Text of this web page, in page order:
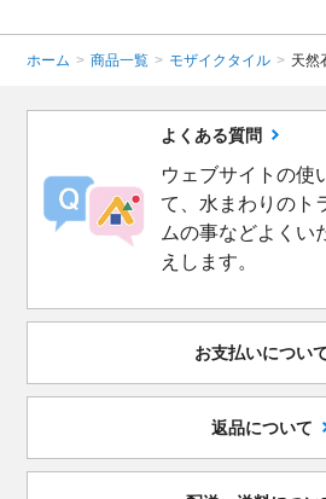
ホーム > 商品一覧 > モザイクタイル > 天然
よくある質問
ウェブサイトの使
て、水まわりのト
ムの事などよくい
えします。
お支払いについ
返品について